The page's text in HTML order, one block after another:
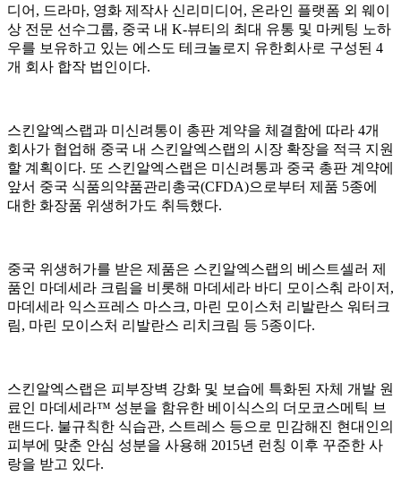
디어, 드라마, 영화 제작사 신리미디어, 온라인 플랫폼 외 웨이
상 전문 선수그룹, 중국 내 K-뷰티의 최대 유통 및 마케팅 노하
우를 보유하고 있는 에스도 테크놀로지 유한회사로 구성된 4
개 회사 합작 법인이다.
스킨알엑스랩과 미신려통이 총판 계약을 체결함에 따라 4개
회사가 협업해 중국 내 스킨알엑스랩의 시장 확장을 적극 지원
할 계획이다. 또 스킨알엑스랩은 미신려통과 중국 총판 계약에
앞서 중국 식품의약품관리총국(CFDA)으로부터 제품 5종에
대한 화장품 위생허가도 취득했다.
중국 위생허가를 받은 제품은 스킨알엑스랩의 베스트셀러 제
품인 마데세라 크림을 비롯해 마데세라 바디 모이스춰 라이저,
마데세라 익스프레스 마스크, 마린 모이스처 리발란스 워터크
림, 마린 모이스처 리발란스 리치크림 등 5종이다.
스킨알엑스랩은 피부장벽 강화 및 보습에 특화된 자체 개발 원
료인 마데세라™ 성분을 함유한 베이식스의 더모코스메틱 브
랜드다. 불규칙한 식습관, 스트레스 등으로 민감해진 현대인의
피부에 맞춘 안심 성분을 사용해 2015년 런칭 이후 꾸준한 사
랑을 받고 있다.